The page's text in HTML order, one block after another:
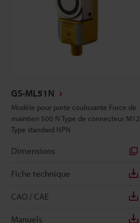
GS-ML51N
Modèle pour porte coulissante Force de
maintien 500 N Type de connecteur M12
Type standard NPN
Dimensions
Fiche technique
CAO / CAE
Manuels